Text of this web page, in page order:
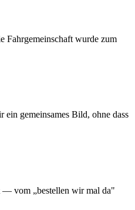
Fahrgemeinschaft wurde zum
gemeinsames Bild, ohne dass
vom „bestellen wir mal da"